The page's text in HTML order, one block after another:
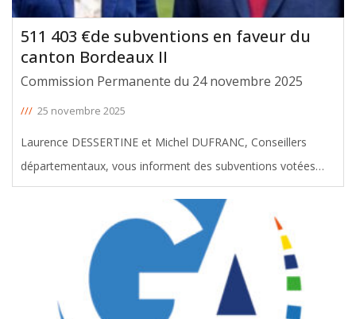
511 403 €de subventions en faveur du
canton Bordeaux II
Commission Permanente du 24 novembre 2025
/// 25 novembre 2025
Laurence DESSERTINE et Michel DUFRANC, Conseillers
départementaux, vous informent des subventions votées
avec leur soutien en faveur du canton de Bordeaux II, lors de
la Commission Permanente du 24 novembre 2025. Le
montant total de ces aides
[ … ]